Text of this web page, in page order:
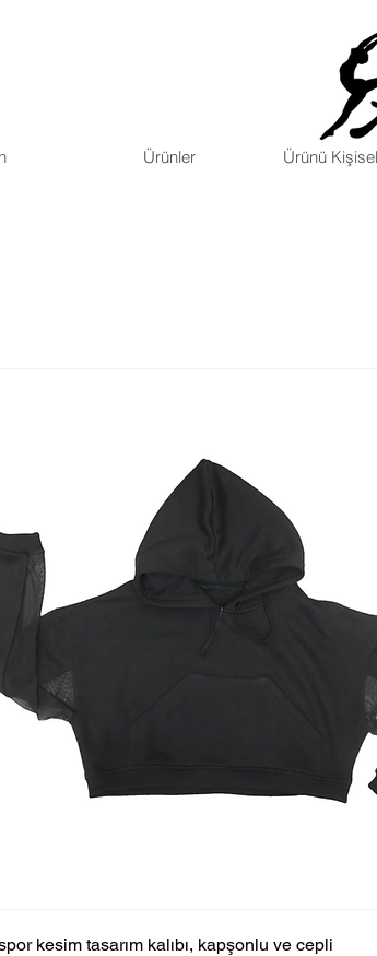
Ürünler Ürünü
kesim tasarım kalıbı, kapşonlu ve cepli